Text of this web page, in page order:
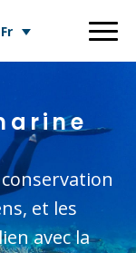
Fr
et les
avec la